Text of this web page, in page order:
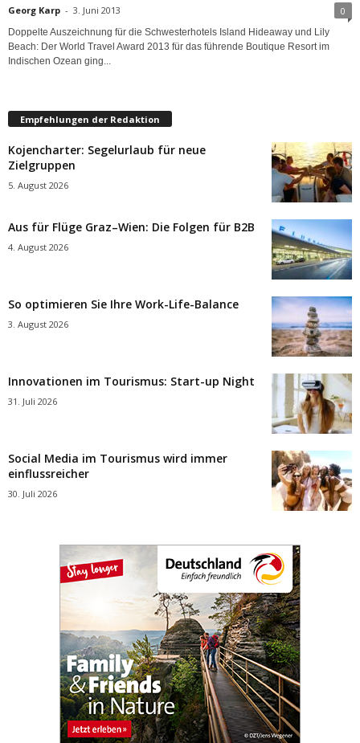
Georg Karp - 3. Juni 2013 0
Doppelte Auszeichnung für die Schwesterhotels Island Hideaway und Lily
Beach: Der World Travel Award 2013 für das führende Boutique Resort im
Indischen Ozean ging...
Empfehlungen der Redaktion
Kojencharter: Segelurlaub für neue
Zielgruppen
5. August 2026
Aus für Flüge Graz–Wien: Die Folgen für B2B
4. August 2026
So optimieren Sie Ihre Work-Life-Balance
3. August 2026
Innovationen im Tourismus: Start-up Night
31. Juli 2026
Social Media im Tourismus wird immer
einflussreicher
30. Juli 2026